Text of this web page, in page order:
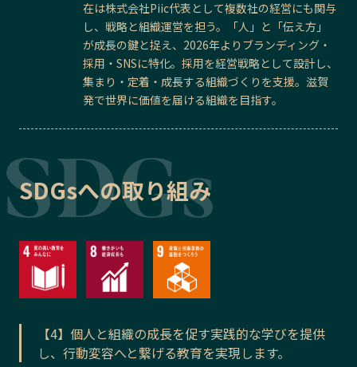
在は株式会社Piic代表として複数社の経営にも関与
し、戦略と組織運営を担う。「人」と「伝え方」
が成長の鍵と捉え、2026年よりブランディング・
採用・SNSに特化。採用を経営戦略として設計し、
集まり・定着・成長する組織づくりを支援。滋賀
発で世界に価値を届ける組織を目指す。
SDGsへの取り組み
【4】個人と組織の成長を促す実践的な学びを提供
し、行動変容へと繋げる教育を実現します。